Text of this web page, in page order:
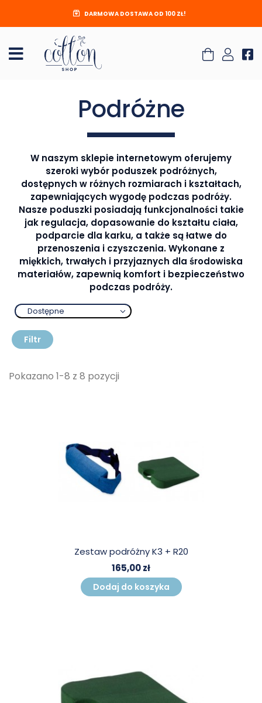
DARMOWA DOSTAWA OD 100 ZŁ!
Podróżne
W naszym sklepie internetowym oferujemy
szeroki wybór poduszek podróżnych,
dostępnych w różnych rozmiarach i kształtach,
zapewniających wygodę podczas podróży.
Nasze poduszki posiadają funkcjonalności takie
jak regulacja, dopasowanie do kształtu ciała,
podparcie dla karku, a także są łatwe do
przenoszenia i czyszczenia. Wykonane z
miękkich, trwałych i przyjaznych dla środowiska
materiałów, zapewnią komfort i bezpieczeństwo
podczas podróży.
Dostępne
Filtr
Pokazano 1-8 z 8 pozycji
Zestaw podróżny K3 + R20
165,00 zł
Dodaj do koszyka